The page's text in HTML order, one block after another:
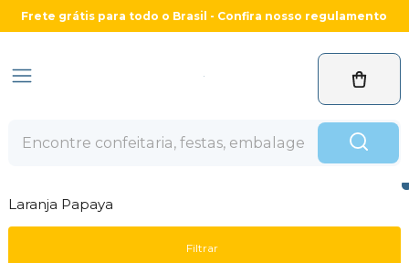
Frete grátis para todo o Brasil - Confira nosso regulamento
Laranja Papaya
Filtrar